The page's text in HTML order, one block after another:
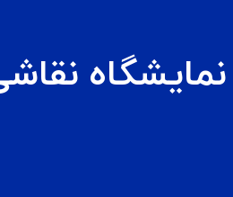
نمایشگاه